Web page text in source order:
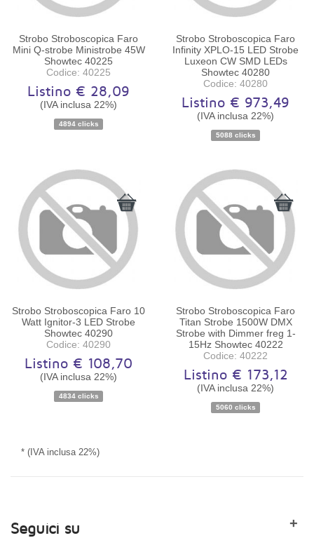
Disponibilità:Ordinabile
Strobo Stroboscopica Faro
Mini Q-strobe Ministrobe 45W
Showtec 40225
Codice: 40225
Listino € 28,09
(IVA inclusa 22%)
4894 clicks
Disponibilità:Ordinabile
Strobo Stroboscopica Faro
Infinity XPLO-15 LED Strobe
Luxeon CW SMD LEDs
Showtec 40280
Codice: 40280
Listino € 973,49
(IVA inclusa 22%)
5088 clicks
Disponibilità:Ordinabile
Strobo Stroboscopica Faro 10
Watt Ignitor-3 LED Strobe
Showtec 40290
Codice: 40290
Listino € 108,70
(IVA inclusa 22%)
4834 clicks
Disponibilità:Ordinabile
Strobo Stroboscopica Faro
Titan Strobe 1500W DMX
Strobe with Dimmer freg 1-
15Hz Showtec 40222
Codice: 40222
Listino € 173,12
(IVA inclusa 22%)
5060 clicks
* (IVA inclusa 22%)
Seguici su +